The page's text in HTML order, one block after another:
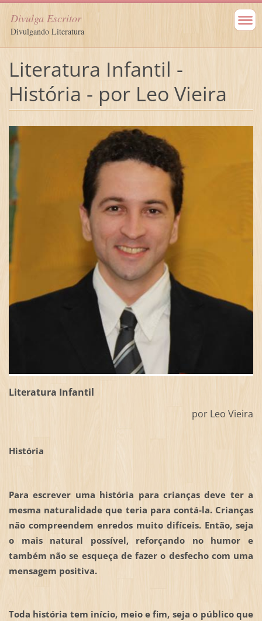
Divulga Escritor
Divulgando Literatura
Literatura Infantil -
História - por Leo Vieira
Literatura Infantil
por Leo Vieira
História
Para escrever uma história para crianças deve ter a
mesma naturalidade que teria para contá-la. Crianças
não compreendem enredos muito difíceis. Então, seja
o mais natural possível, reforçando no humor e
também não se esqueça de fazer o desfecho com uma
mensagem positiva.
Toda história tem início, meio e fim, seja o público que